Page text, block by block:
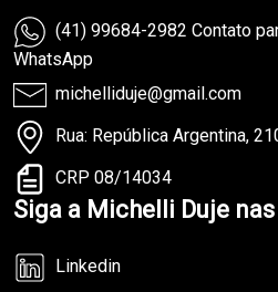
(41) 99684-2982 Contato
WhatsApp
michelliduje@gmail.com
Rua: República Argentina,
CRP 08/14034
Siga a Michelli Duje
Linkedin